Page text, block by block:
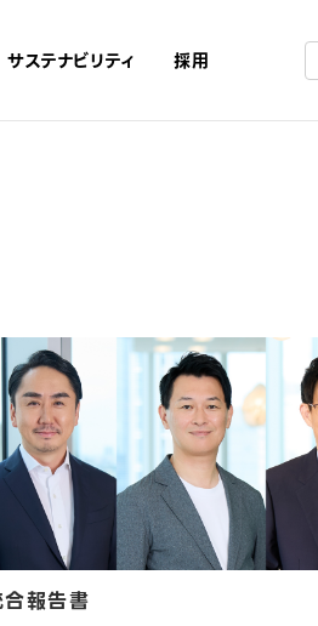
サステナビリティ 採用
報告書